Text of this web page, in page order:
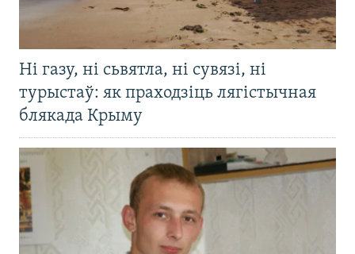
Ні газу, ні сьвятла, ні сувязі, ні
турыстаў: як праходзіць лягістычная
блякада Крыму